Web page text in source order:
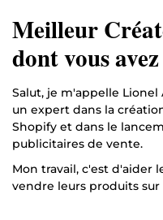
Meilleur
dont vous
Scaler 🚀
Salut, je m'appelle Lionel
un expert dans la
Shopify et dans le
publicitaires de vente.
Mon travail, c'est d'aider
vendre leurs produits